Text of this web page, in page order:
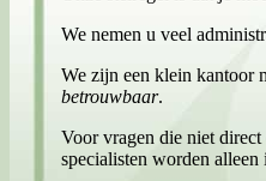
We nemen u veel
We zijn een klein kantoor
betrouwbaar.
Voor vragen die niet
specialisten worden